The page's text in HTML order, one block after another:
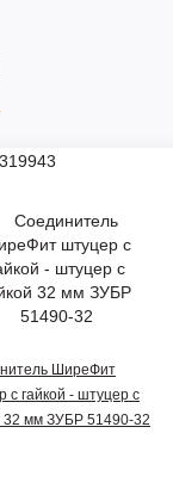
ШиреФит
с гайкой - штуцер с
32 мм ЗУБР 51490-32